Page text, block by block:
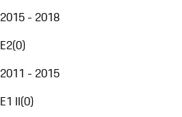
2015 - 2018
E2(0)
2011 - 2015
E1 II(0)